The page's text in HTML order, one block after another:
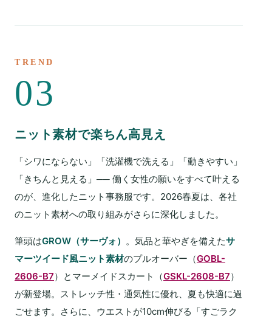
TREND
03
ニット素材で楽ちん高見え
「シワにならない」「洗濯機で洗える」「動きやすい」
「きちんと見える」── 働く女性の願いをすべて叶える
のが、進化したニット事務服です。2026春夏は、各社
のニット素材への取り組みがさらに深化しました。
筆頭はGROW（サーヴォ） 。気品と華やぎを備えたサ
マーツイード風ニット素材のプルオーバー（GOBL-
2606-B7）とマーメイドスカート（GSKL-2608-B7）
が新登場。ストレッチ性・通気性に優れ、夏も快適に過
ごせます。さらに、ウエストが10cm伸びる「すごラク